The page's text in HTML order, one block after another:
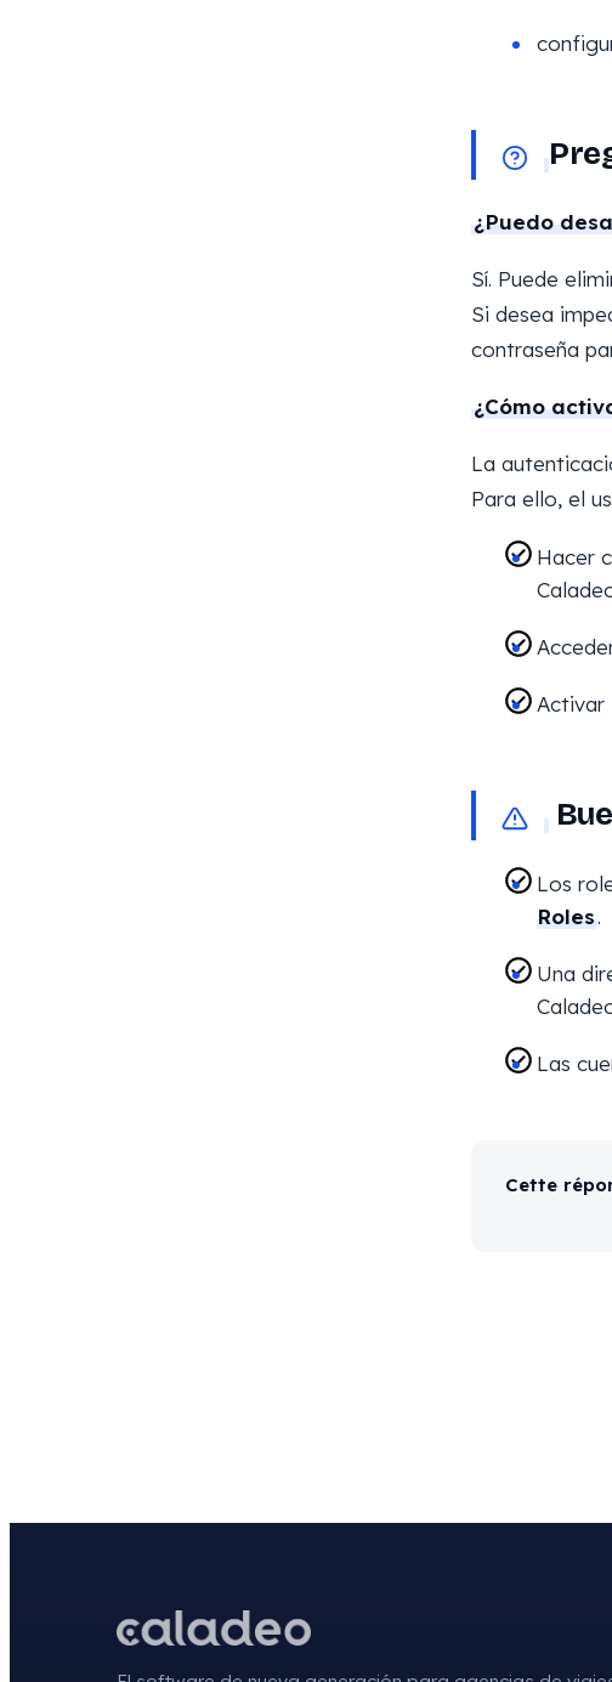
¿Puedo
Sí. Puede
Si desea
contraseña
¿Cómo
La
Para ello, el
Hacer
Activar
Los
Roles.
Una
Las
Cette